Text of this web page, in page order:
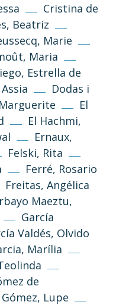
Cristina de
Beatriz
Marie
Maria
Estrella de
Dodas i
El
El Hachmi,
Ernaux,
Felski, Rita
Ferré, Rosario
Freitas, Angélica
Maeztu,
García
Valdés, Olvido
Marília
de
Gómez, Lupe